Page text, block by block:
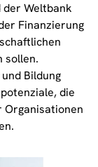
Weltbank
Finanzierung
sollen.
Bildung
die